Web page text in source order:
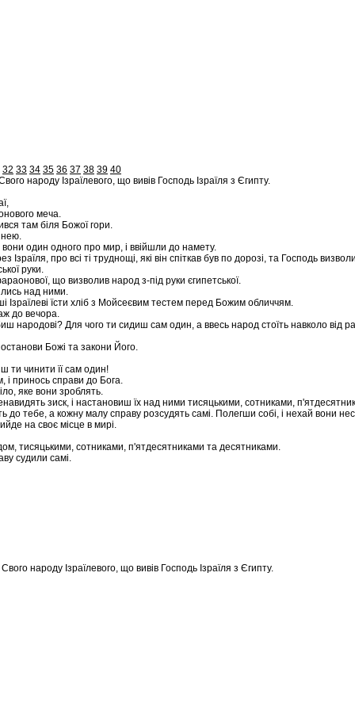
32 33 34 35 36 37 38 39 40
народу Ізраїлевого, що вивів Господь Ізраїля з Єгипту.
меча.
там біля Божої гори.
нею.
один одного про мир, і ввійшли до намету.
про всі ті труднощі, які він спіткав був по дорозі, та Господь
руки.
що визволив народ з-під руки єгипетської.
над ними.
Ізраїлеві їсти хліб з Мойсеєвим тестем перед Божим обличчям.
до вечора.
народові? Для чого ти сидиш сам один, а ввесь народ стоїть навколо від
Божі та закони Його.
ти чинити її сам один!
і принось справи до Бога.
яке вони зроблять.
зиск, і настановиш їх над ними тисяцькими, сотниками,
тебе, а кожну малу справу розсудять самі. Полегши собі, і нехай вони
на своє місце в мирі.
тисяцькими, сотниками, п'ятдесятниками та десятниками.
судили самі.
народу Ізраїлевого, що вивів Господь Ізраїля з Єгипту.